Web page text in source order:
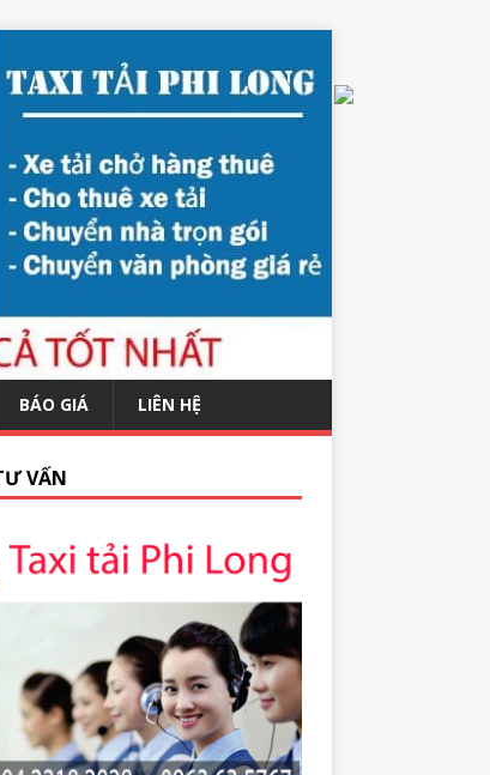
BÁO GIÁ LIÊN HỆ
VẤN